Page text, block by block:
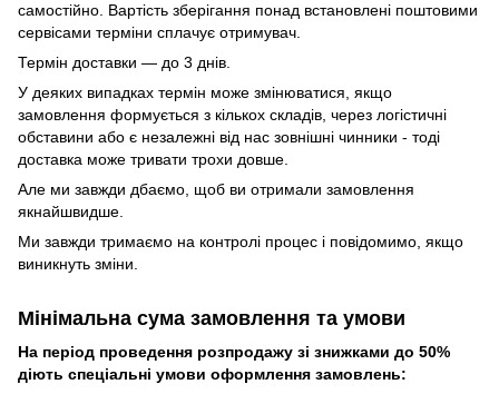
самостійно. Вартість зберігання понад вcтановлені поштовими
сервісами терміни сплачує отримувач.
Термін доставки — до 3 днів.
У деяких випадках термін може змінюватися, якщо
замовлення формується з кількох складів, через логістичні
обставини або є незалежні від нас зовнішні чинники - тоді
доставка може тривати трохи довше.
Але ми завжди дбаємо, щоб ви отримали замовлення
якнайшвидше.
Ми завжди тримаємо на контролі процес і повідомимо, якщо
виникнуть зміни.
Мінімальна сума замовлення та умови
На період проведення розпродажу зі знижками до 50%
діють спеціальні умови оформлення замовлень: